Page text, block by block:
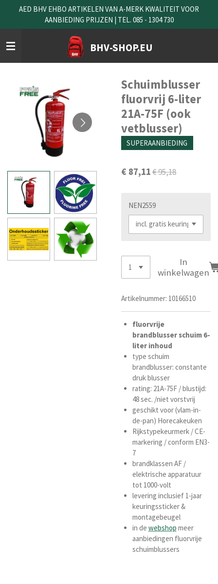
naar
de
hoofdinhoud
BHV-SHOP.EU
AED BHV EHBO ARTIKELEN VAN A-MERK KWALITEIT VOOR
AANBIEDING PRIJZEN | TEL. 085 - 1304 730
Schuimblusser
fluorvrij 6-liter
21A-75F (ook
vetblusser)
SUPERAANBIEDING
€ 87,11€ 95,18
NEN2559
In
winkelwagen
Artikelnummer: 10166510
fluorvrije
brandblusser schuim 6-
liter inhoud
type schuim
brandblusser: constante
druk blusser
rating: 21A-75F / blustijd:
48 sec. /niet vorstvrij
geschikt voor (vlam-in-
de-pan) Horecakeuken
Rijkstypekeurmerk / CE-
markering / conform EN3-
7
brandklassen AF /
elektrische apparatuur
tot 1000-volt
levering inclusief 1-jaar
keuringssticker &
montagebeugel
in de webshop meer
aanbiedingen fluorvrije
schuimblussers